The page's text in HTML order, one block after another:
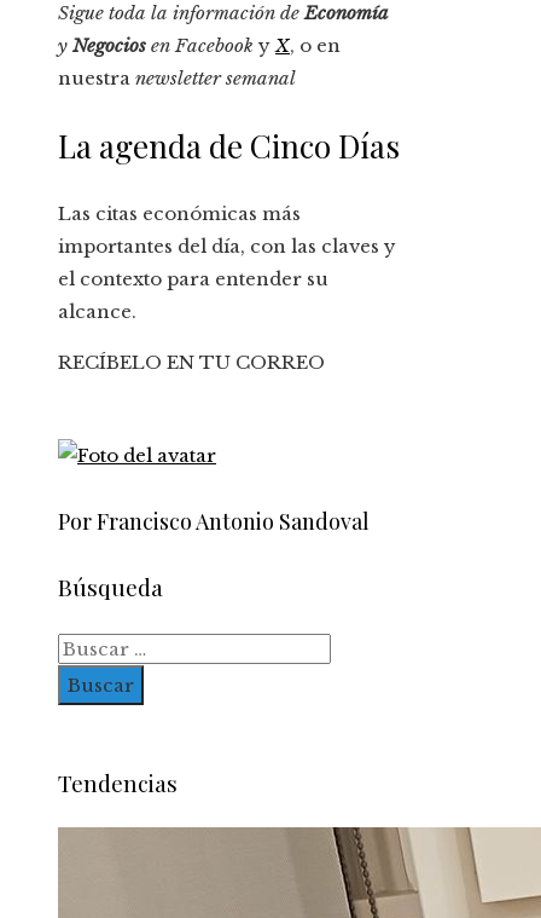
Sigue toda la información deEconomía
y Negocios enFacebook yX, o en
nuestra newsletter semanal
La agenda de Cinco Días
Las citas económicas más
importantes del día, con las claves y
el contexto para entender su
alcance.
RECÍBELO EN TU CORREO
Por Francisco Antonio Sandoval
Búsqueda
Buscar:
Tendencias